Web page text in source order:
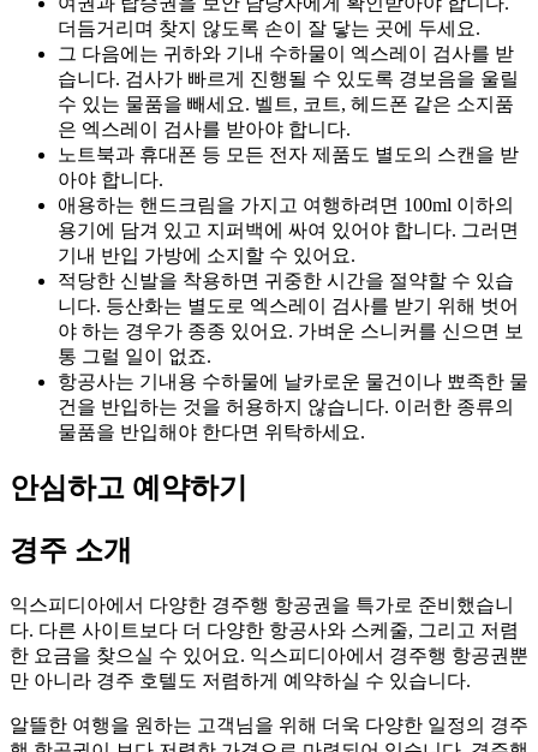
더듬거리며 찾지 않도록 손이 잘 닿는 곳에 두세요.
그 다음에는 귀하와 기내 수하물이 엑스레이 검사를 받
습니다. 검사가 빠르게 진행될 수 있도록 경보음을 울릴
수 있는 물품을 빼세요. 벨트, 코트, 헤드폰 같은 소지품
은 엑스레이 검사를 받아야 합니다.
노트북과 휴대폰 등 모든 전자 제품도 별도의 스캔을 받
아야 합니다.
애용하는 핸드크림을 가지고 여행하려면 100ml 이하의
용기에 담겨 있고 지퍼백에 싸여 있어야 합니다. 그러면
기내 반입 가방에 소지할 수 있어요.
적당한 신발을 착용하면 귀중한 시간을 절약할 수 있습
니다. 등산화는 별도로 엑스레이 검사를 받기 위해 벗어
야 하는 경우가 종종 있어요. 가벼운 스니커를 신으면 보
통 그럴 일이 없죠.
항공사는 기내용 수하물에 날카로운 물건이나 뾰족한 물
건을 반입하는 것을 허용하지 않습니다. 이러한 종류의
물품을 반입해야 한다면 위탁하세요.
안심하고 예약하기
경주 소개
익스피디아에서 다양한 경주행 항공권을 특가로 준비했습니
다. 다른 사이트보다 더 다양한 항공사와 스케줄, 그리고 저렴
한 요금을 찾으실 수 있어요. 익스피디아에서 경주행 항공권뿐
만 아니라 경주 호텔도 저렴하게 예약하실 수 있습니다.
알뜰한 여행을 원하는 고객님을 위해 더욱 다양한 일정의 경주